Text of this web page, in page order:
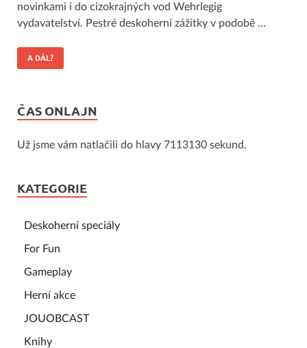
novinkami i do cizokrajných vod Wehrlegig
vydavatelství. Pestré deskoherní zážitky v podobě …
A DÁL?
ČAS ONLAJN
Už jsme vám natlačili do hlavy 7113130 sekund.
KATEGORIE
Deskoherní speciály
For Fun
Gameplay
Herní akce
JOUOBCAST
Knihy